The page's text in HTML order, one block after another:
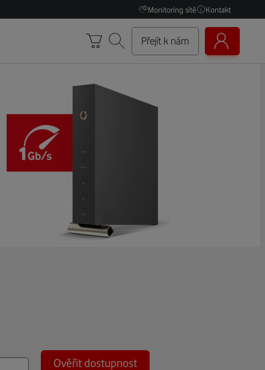
Monitoring sítě Kontakt
Přejít k nám
Ověřit dostupnost